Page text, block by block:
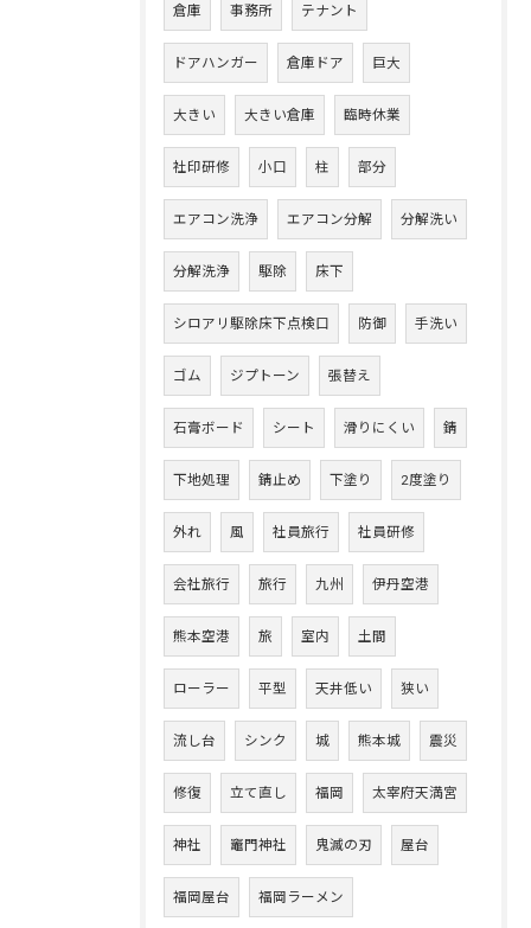
倉庫 事務所 テナント
ドアハンガー 倉庫ドア 巨大
大きい 大きい倉庫 臨時休業
社印研修 小口 柱 部分
エアコン洗浄 エアコン分解 分解洗い
分解洗浄 駆除 床下
シロアリ駆除床下点検口 防御 手洗い
ゴム ジプトーン 張替え
石膏ボード シート 滑りにくい 錆
下地処理 錆止め 下塗り 2度塗り
外れ 風 社員旅行 社員研修
会社旅行 旅行 九州 伊丹空港
熊本空港 旅 室内 土間
ローラー 平型 天井低い 狭い
流し台 シンク 城 熊本城 震災
修復 立て直し 福岡 太宰府天満宮
神社 竈門神社 鬼滅の刃 屋台
福岡屋台 福岡ラーメン